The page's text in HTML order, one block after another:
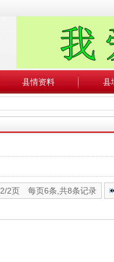
县情资料 县
2页 每页6条,共8条记录